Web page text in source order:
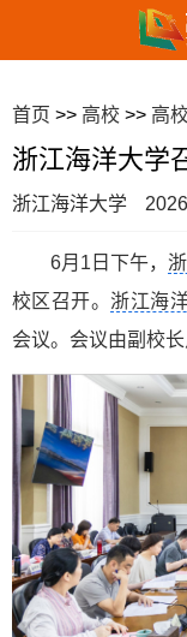
首页 >> 高校 >> 高
浙江海洋大学
浙江海洋大学
6月1日下午，
校区召开。 浙江海
会议。会议由副校长